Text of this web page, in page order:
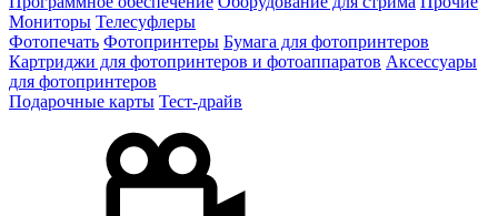
Мониторы Телесуфлеры
Фотопечать Фотопринтеры Бумага для фотопринтеров
Картриджи для фотопринтеров и фотоаппаратов Аксессуары
для фотопринтеров
Подарочные карты Тест-драйв